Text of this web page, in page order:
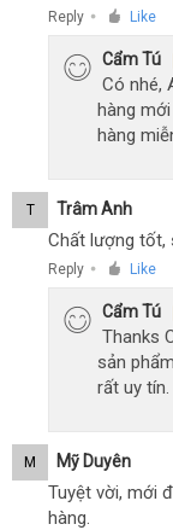
Reply ● Like
Cẩm Tú
Có nhé,
hàng
hàng
T Trâm Anh
Chất lượng tốt,
Reply ● Like
Cẩm Tú
Thanks
sản
rất uy tín.
M Mỹ Duyên
Tuyệt vời, mới
hàng.